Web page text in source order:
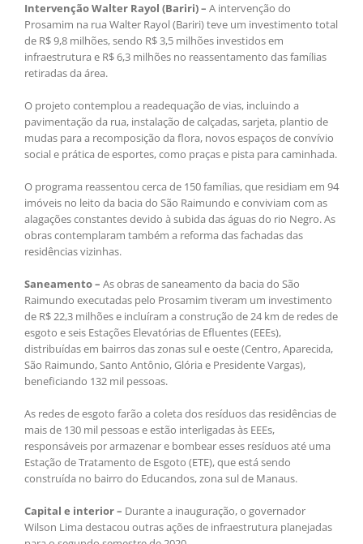
Intervenção Walter Rayol (Bariri) – A intervenção do
Prosamim na rua Walter Rayol (Bariri) teve um investimento total
de R$ 9,8 milhões, sendo R$ 3,5 milhões investidos em
infraestrutura e R$ 6,3 milhões no reassentamento das famílias
retiradas da área.
O projeto contemplou a readequação de vias, incluindo a
pavimentação da rua, instalação de calçadas, sarjeta, plantio de
mudas para a recomposição da flora, novos espaços de convívio
social e prática de esportes, como praças e pista para caminhada.
O programa reassentou cerca de 150 famílias, que residiam em 94
imóveis no leito da bacia do São Raimundo e conviviam com as
alagações constantes devido à subida das águas do rio Negro. As
obras contemplaram também a reforma das fachadas das
residências vizinhas.
Saneamento – As obras de saneamento da bacia do São
Raimundo executadas pelo Prosamim tiveram um investimento
de R$ 22,3 milhões e incluíram a construção de 24 km de redes de
esgoto e seis Estações Elevatórias de Efluentes (EEEs),
distribuídas em bairros das zonas sul e oeste (Centro, Aparecida,
São Raimundo, Santo Antônio, Glória e Presidente Vargas),
beneficiando 132 mil pessoas.
As redes de esgoto farão a coleta dos resíduos das residências de
mais de 130 mil pessoas e estão interligadas às EEEs,
responsáveis por armazenar e bombear esses resíduos até uma
Estação de Tratamento de Esgoto (ETE), que está sendo
construída no bairro do Educandos, zona sul de Manaus.
Capital e interior – Durante a inauguração, o governador
Wilson Lima destacou outras ações de infraestrutura planejadas